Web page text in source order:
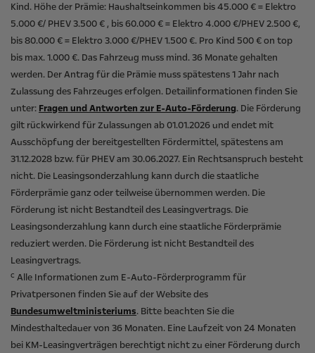
Kind. Höhe der Prämie: Haushaltseinkommen bis 45.000 € = Elektro
5.000 €/ PHEV 3.500 € , bis 60.000 € = Elektro 4.000 €/PHEV 2.500 €,
bis 80.000 € = Elektro 3.000 €/PHEV 1.500 €. Pro Kind 500 € on top
bis max. 1.000 €. Das Fahrzeug muss mind. 36 Monate gehalten
werden. Der Antrag für die Prämie muss spätestens 1 Jahr nach
Zulassung des Fahrzeuges erfolgen. Detailinformationen finden Sie
unter: Fragen und Antworten zur E-Auto-Förderung. Die Förderung
gilt rückwirkend für Zulassungen ab 01.01.2026 und endet mit
Ausschöpfung der bereitgestellten Fördermittel, spätestens am
31.12.2028 bzw. für PHEV am 30.06.2027. Ein Rechtsanspruch besteht
nicht​. Die Leasingsonderzahlung kann durch die staatliche
Förderprämie ganz oder teilweise übernommen werden. Die
Förderung ist nicht Bestandteil des Leasingvertrags. Die
Leasingsonderzahlung kann durch eine staatliche Förderprämie
reduziert werden. Die Förderung ist nicht Bestandteil des
Leasingvertrags.
c Alle Informationen zum E-Auto-Förderprogramm für
Privatpersonen finden Sie auf der Website des
Bundesumweltministeriums. Bitte beachten Sie die
Mindesthaltedauer von 36 Monaten. Eine Laufzeit von 24 Monaten
bei KM-Leasingverträgen berechtigt nicht zu einer Förderung durch